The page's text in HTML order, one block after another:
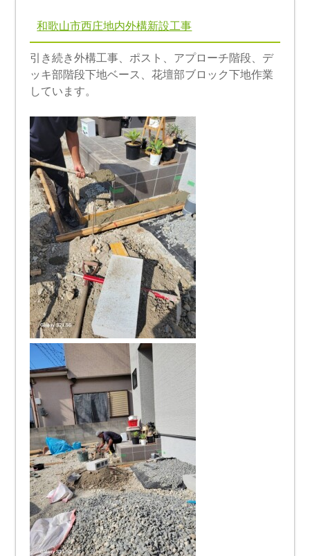
和歌山市西庄地内外構新設工事
引き続き外構工事、ポスト、アプローチ階段、デ
ッキ部階段下地ベース、花壇部ブロック下地作業
しています。